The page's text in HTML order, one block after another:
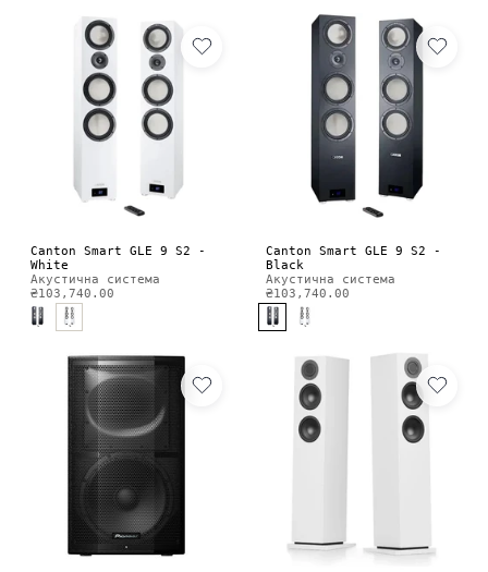
Canton Smart GLE 9 S2 -
White
Акустична система
₴103,740.00
Canton Smart GLE 9 S2 -
Black
Акустична система
₴103,740.00